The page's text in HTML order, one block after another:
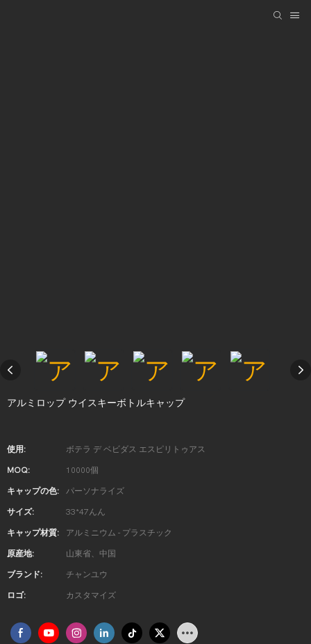
アルミロップ ウイスキーボトルキャップ
使用: ボテラ デ ベビダス エスピリトゥアス
MOQ: 10000個
キャップの色: パーソナライズ
サイズ: 33*47んん
キャップ材質: アルミニウム - プラスチック
原産地: 山東省、中国
ブランド: チャンユウ
ロゴ: カスタマイズ